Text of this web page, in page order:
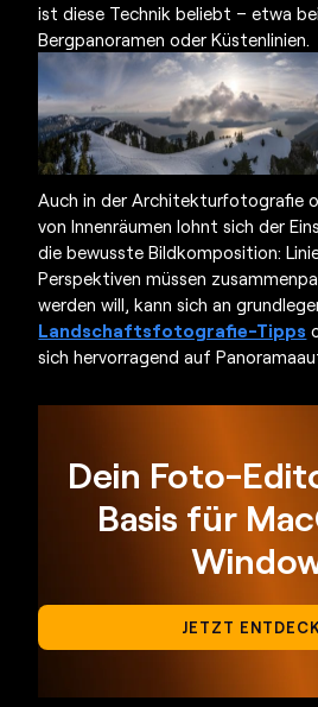
ist diese Technik beliebt – etwa
Bergpanoramen oder Küstenlinien.
Auch in der Architekturfotografie
von Innenräumen lohnt sich der
die bewusste Bildkomposition:
Perspektiven müssen
werden will, kann sich an
Landschaftsfotografie-Tipps
sich hervorragend auf
Dein Foto-
Basis für
JETZT